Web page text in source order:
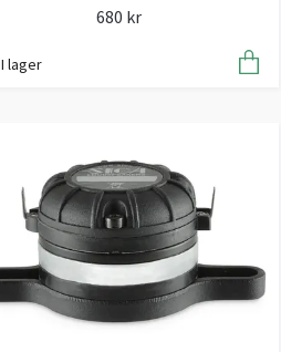
680 kr
I lager